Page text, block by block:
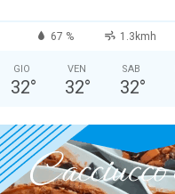
67 % 1.3kmh
GIO
32°
VEN
32°
SAB
32°